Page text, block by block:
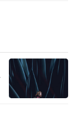
商，是不委屈